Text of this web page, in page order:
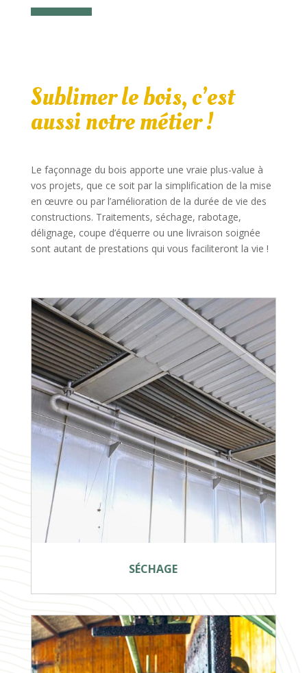
Sublimer le bois, c’est
aussi notre métier !
Le façonnage du bois apporte une vraie plus-value à
vos projets, que ce soit par la simplification de la mise
en œuvre ou par l’amélioration de la durée de vie des
constructions. Traitements, séchage, rabotage,
délignage, coupe d’équerre ou une livraison soignée
sont autant de prestations qui vous faciliteront la vie !
SÉCHAGE